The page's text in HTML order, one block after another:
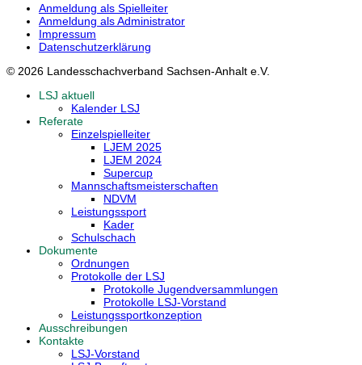
Anmeldung als Spielleiter
Anmeldung als Administrator
Impressum
Datenschutzerklärung
© 2026 Landesschachverband Sachsen-Anhalt e.V.
LSJ aktuell
Kalender LSJ
Referate
Einzelspielleiter
LJEM 2025
LJEM 2024
Supercup
Mannschaftsmeisterschaften
NDVM
Leistungssport
Kader
Schulschach
Dokumente
Ordnungen
Protokolle der LSJ
Protokolle Jugendversammlungen
Protokolle LSJ-Vorstand
Leistungssportkonzeption
Ausschreibungen
Kontakte
LSJ-Vorstand